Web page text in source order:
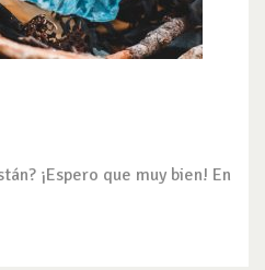
¡Espero que muy bien! En